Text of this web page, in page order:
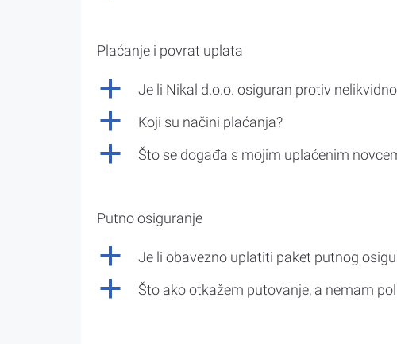
Plaćanje i povrat uplata
a Je li Nikal d.o.o. osiguran protiv
a Koji su načini plaćanja?
a Što se događa s mojim uplaćenim
Putno osiguranje
a Je li obavezno uplatiti paket putnog
a Što ako otkažem putovanje, a nemam